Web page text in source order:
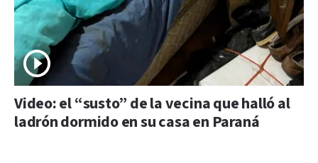
Video: el “susto” de la vecina que halló al
ladrón dormido en su casa en Paraná